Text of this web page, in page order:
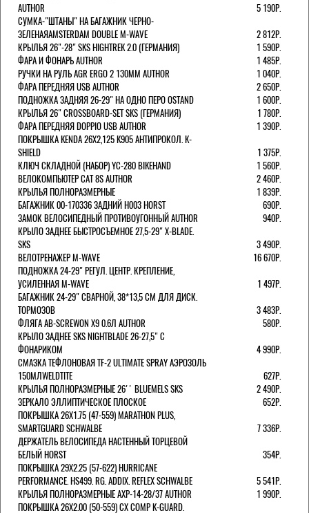
AUTHOR
5 190Р.
СУМКА-"ШТАНЫ" НА БАГАЖНИК ЧЕРНО-
ЗЕЛЕНАЯAMSTERDAM DOUBLE M-WAVE
2 812Р.
КРЫЛЬЯ 26"-28" SKS HIGHTREK 2.0 (ГЕРМАНИЯ)
1 590Р.
ФАРА И ФОНАРЬ AUTHOR
1 485Р.
РУЧКИ НА РУЛЬ AGR ERGO 2 130ММ AUTHOR
1 040Р.
ФАРА ПЕРЕДНЯЯ USB AUTHOR
2 650Р.
ПОДНОЖКА ЗАДНЯЯ 26-29" НА ОДНО ПЕРО OSTAND
1 600Р.
КРЫЛЬЯ 26" CROSSBOARD-SET SKS (ГЕРМАНИЯ)
1 780Р.
ФАРА ПЕРЕДНЯЯ DOPPIO USB AUTHOR
1 390Р.
ПОКРЫШКА KENDA 26Х2,125 K905 АНТИПРОКОЛ. K-
SHIELD
1 375Р.
КЛЮЧ СКЛАДНОЙ (НАБОР) YC-280 BIKEHAND
1 560Р.
ВЕЛОКОМПЬЮТЕР CAT 8S AUTHOR
2 460Р.
КРЫЛЬЯ ПОЛНОРАЗМЕРНЫЕ
1 839Р.
БАГАЖНИК 00-170336 ЗАДНИЙ H003 HORST
690Р.
ЗАМОК ВЕЛОСИПЕДНЫЙ ПРОТИВОУГОННЫЙ AUTHOR
940Р.
КРЫЛО ЗАДНЕЕ БЫСТРОСЪЕМНОЕ 27,5-29" X-BLADE.
SKS
3 490Р.
ВЕЛОТРЕНАЖЕР M-WAVE
16 670Р.
ПОДНОЖКА 24-29" РЕГУЛ. ЦЕНТР. КРЕПЛЕНИЕ,
УСИЛЕННАЯ M-WAVE
1 497Р.
БАГАЖНИК 24-29" СВАРНОЙ, 38*13,5 СМ ДЛЯ ДИСК.
ТОРМОЗОВ
3 483Р.
ФЛЯГА AB-SCREWON X9 0.6Л AUTHOR
580Р.
КРЫЛО ЗАДНЕЕ SKS NIGHTBLADE 26-27,5" С
ФОНАРИКОМ
4 990Р.
СМАЗКА ТЕФЛОНОВАЯ TF-2 ULTIMATE SPRAY АЭРОЗОЛЬ
150МЛWELDTITE
627Р.
КРЫЛЬЯ ПОЛНОРАЗМЕРНЫЕ 26'' BLUEMELS SKS
2 490Р.
ЗЕРКАЛО ЭЛЛИПТИЧЕСКОЕ ПЛОСКОЕ
652Р.
ПОКРЫШКА 26X1.75 (47-559) MARATHON PLUS,
SMARTGUARD SCHWALBE
7 336Р.
ДЕРЖАТЕЛЬ ВЕЛОCИПЕДА НАСТЕННЫЙ ТОРЦЕВОЙ
БЕЛЫЙ HORST
354Р.
ПОКРЫШКА 29X2.25 (57-622) HURRICANE
PERFORMANCE. HS499. RG. ADDIX. REFLEX SCHWALBE
5 541Р.
КРЫЛЬЯ ПОЛНОРАЗМЕРНЫЕ AXP-14-28/37 AUTHOR
1 990Р.
ПОКРЫШКА 26X2.00 (50-559) CX COMP K-GUARD.